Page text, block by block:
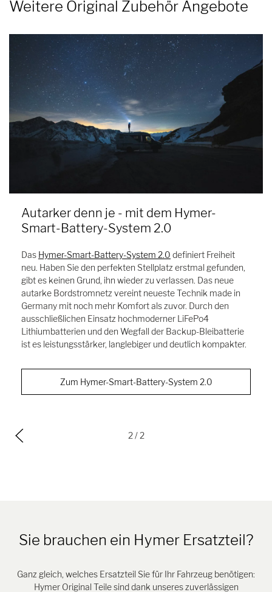
Weitere Original Zubehör Angebote
Autarker denn je - mit dem Hymer-
Smart-Battery-System 2.0
Das Hymer-Smart-Battery-System 2.0 definiert Freiheit
neu. Haben Sie den perfekten Stellplatz erstmal gefunden,
gibt es keinen Grund, ihn wieder zu verlassen. Das neue
autarke Bordstromnetz vereint neueste Technik made in
Germany mit noch mehr Komfort als zuvor. Durch den
ausschließlichen Einsatz hochmoderner LiFePo4
Lithiumbatterien und den Wegfall der Backup-Bleibatterie
ist es leistungsstärker, langlebiger und deutlich kompakter.
Zum Hymer-Smart-Battery-System 2.0
2/ 2
Sie brauchen ein Hymer Ersatzteil?
Ganz gleich, welches Ersatzteil Sie für Ihr Fahrzeug benötigen:
Hymer Original Teile sind dank unseres zuverlässigen